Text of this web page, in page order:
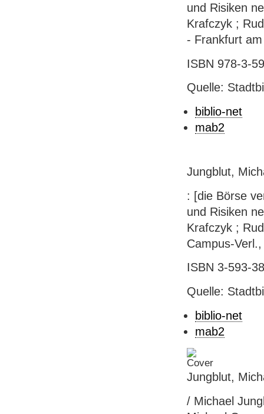
und Risiken
Krafczyk ;
- Frankfurt
ISBN 978-3-
Quelle:
biblio-net
mab2
Jungblut,
: [die Börse
und Risiken
Krafczyk ;
Campus-
ISBN 3-593-
Quelle:
biblio-net
mab2
Jungblut,
/ Michael